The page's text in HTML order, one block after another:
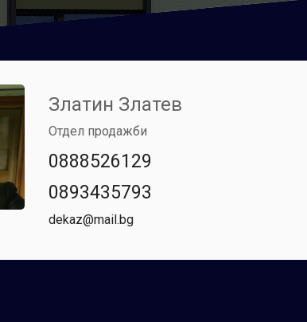
Златин Златев
Отдел продажби
0888526129
0893435793
dekaz@mail.bg